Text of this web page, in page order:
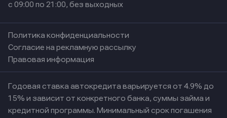
с 09:00 по 21:00, без выходных
Политика конфиденциальности
Согласие на рекламную рассылку
Правовая информация
Годовая ставка автокредита варьируется от 4.9% до
15% и зависит от конкретного банка, суммы займа и
кредитной программы. Минимальный срок погашения